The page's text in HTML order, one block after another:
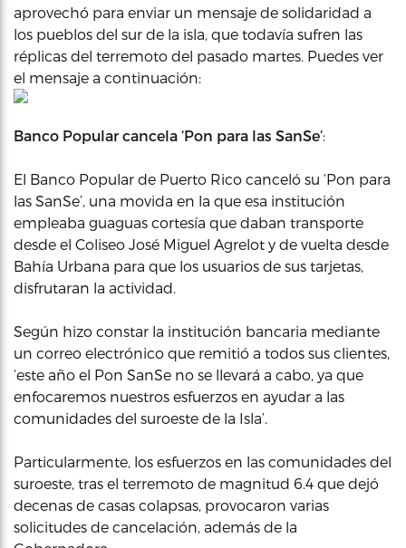
aprovechó para enviar un mensaje de solidaridad a
los pueblos del sur de la isla, que todavía sufren las
réplicas del terremoto del pasado martes. Puedes ver
el mensaje a continuación:
Banco Popular cancela ‘Pon para las SanSe’:
El Banco Popular de Puerto Rico canceló su ‘Pon para
las SanSe’, una movida en la que esa institución
empleaba guaguas cortesía que daban transporte
desde el Coliseo José Miguel Agrelot y de vuelta desde
Bahía Urbana para que los usuarios de sus tarjetas,
disfrutaran la actividad.
Según hizo constar la institución bancaria mediante
un correo electrónico que remitió a todos sus clientes,
‘este año el Pon SanSe no se llevará a cabo, ya que
enfocaremos nuestros esfuerzos en ayudar a las
comunidades del suroeste de la Isla’.
Particularmente, los esfuerzos en las comunidades del
suroeste, tras el terremoto de magnitud 6.4 que dejó
decenas de casas colapsas, provocaron varias
solicitudes de cancelación, además de la